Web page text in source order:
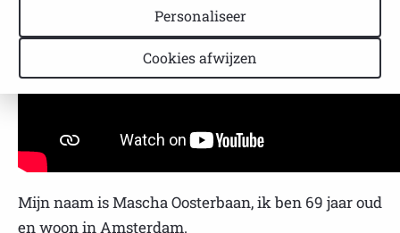
Mijn naam is Mascha Oosterbaan, ik ben 69 jaar oud
en woon in Amsterdam.
Personaliseer
Cookies afwijzen